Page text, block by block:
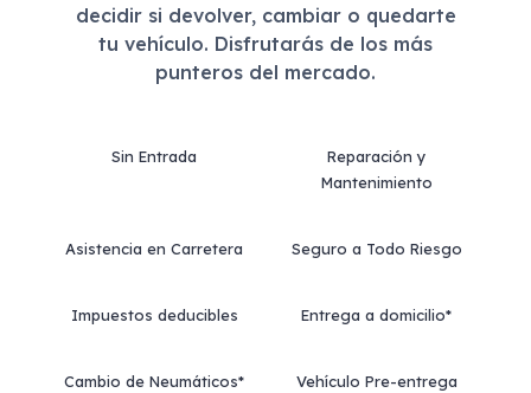
decidir si devolver, cambiar o quedarte
tu vehículo. Disfrutarás de los más
punteros del mercado.
Sin Entrada
Reparación y
Mantenimiento
Asistencia en Carretera Seguro a Todo Riesgo
Impuestos deducibles Entrega a domicilio*
Cambio de Neumáticos* Vehículo Pre-entrega